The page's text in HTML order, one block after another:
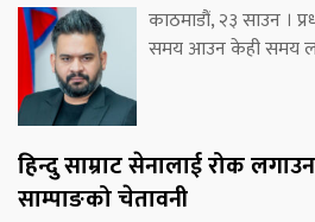
काठमाडौं, २३ साउन ।
समय आउन केही समय
हिन्दु साम्राट सेनालाई रोक
साम्पाङको चेतावनी